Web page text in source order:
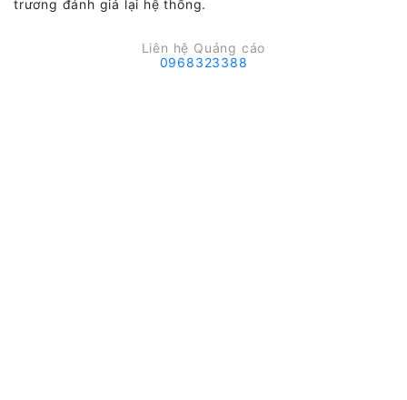
trương đánh giá lại hệ thống.
Liên hệ Quảng cáo
0968323388